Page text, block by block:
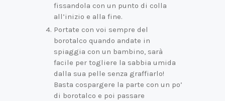
fissandola con un punto di colla
all’inizio e alla fine.
Portate con voi sempre del
borotalco quando andate in
spiaggia con un bambino, sarà
facile per togliere la sabbia umida
dalla sua pelle senza graffiarlo!
Basta cospargere la parte con un po’
di borotalco e poi passare